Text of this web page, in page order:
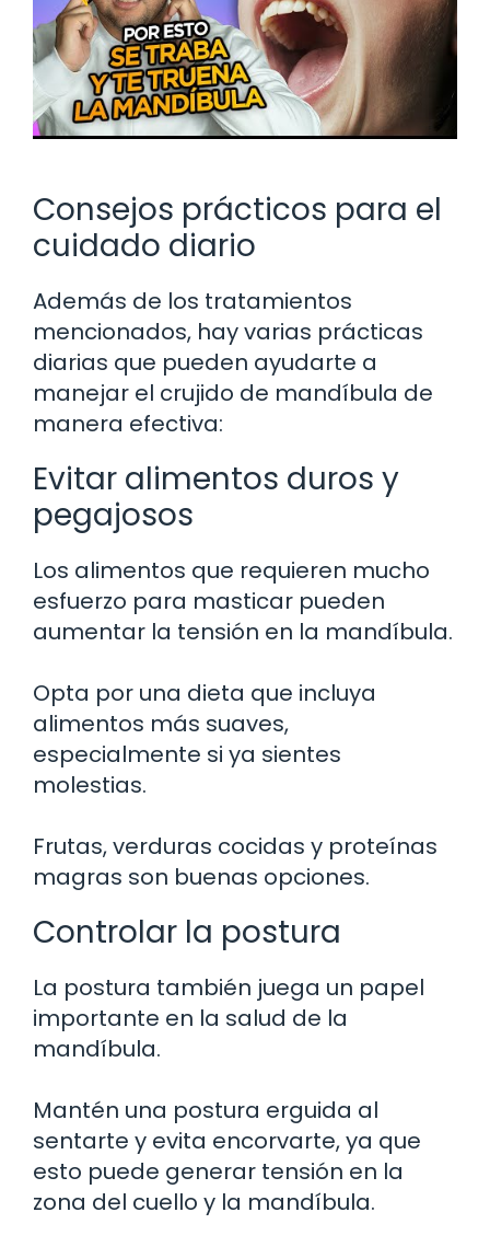
Consejos prácticos para el
cuidado diario
Además de los tratamientos
mencionados, hay varias prácticas
diarias que pueden ayudarte a
manejar el crujido de mandíbula de
manera efectiva:
Evitar alimentos duros y
pegajosos
Los alimentos que requieren mucho
esfuerzo para masticar pueden
aumentar la tensión en la mandíbula.
Opta por una dieta que incluya
alimentos más suaves,
especialmente si ya sientes
molestias.
Frutas, verduras cocidas y proteínas
magras son buenas opciones.
Controlar la postura
La postura también juega un papel
importante en la salud de la
mandíbula.
Mantén una postura erguida al
sentarte y evita encorvarte, ya que
esto puede generar tensión en la
zona del cuello y la mandíbula.